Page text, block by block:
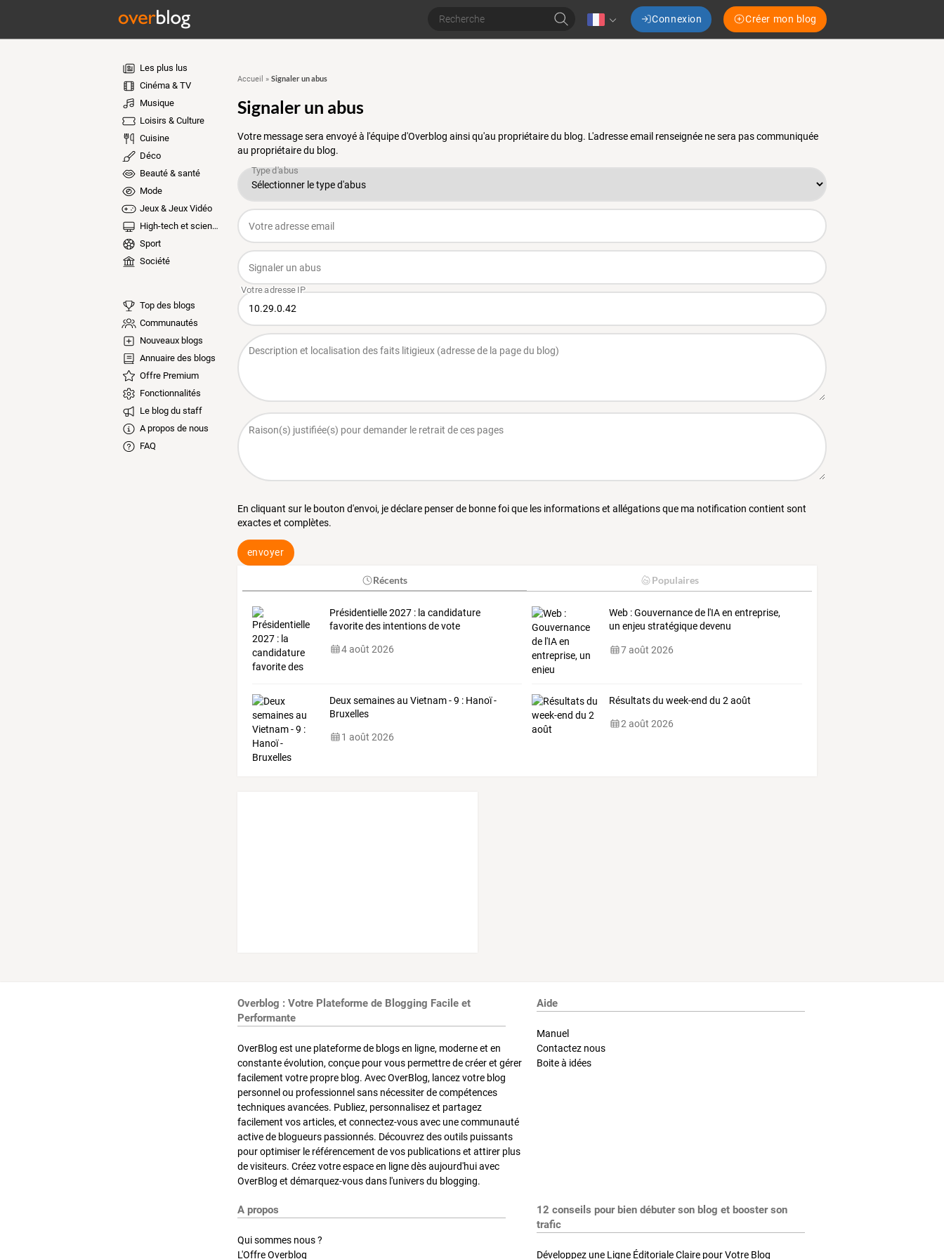
Connexion Créer mon blog
Les plus lus
Cinéma & TV
Musique
Loisirs & Culture
Cuisine
Déco
Beauté & santé
Mode
Jeux & Jeux Vidéo
High-tech et sciences
Sport
Société
Top des blogs
Communautés
Nouveaux blogs
Annuaire des blogs
Offre Premium
Fonctionnalités
Le blog du staff
A propos de nous
FAQ
Accueil » Signaler un abus
Signaler un abus
Votre message sera envoyé à l'équipe d'Overblog ainsi qu'au propriétaire du blog. L'adresse email renseignée ne sera pas communiquée
au propriétaire du blog.
En cliquant sur le bouton d'envoi, je déclare penser de bonne foi que les informations et allégations que ma notification contient sont
exactes et complètes.
envoyer
Récents Populaires
Présidentielle 2027 : la candidature
favorite des intentions de vote
4 août 2026
Web : Gouvernance de l'IA en entreprise,
un enjeu stratégique devenu
7 août 2026
Deux semaines au Vietnam - 9 : Hanoï -
Bruxelles
1 août 2026
Résultats du week-end du 2 août
2 août 2026
Overblog : Votre Plateforme de Blogging Facile et
Performante
OverBlog est une plateforme de blogs en ligne, moderne et en
constante évolution, conçue pour vous permettre de créer et gérer
facilement votre propre blog. Avec OverBlog, lancez votre blog
personnel ou professionnel sans nécessiter de compétences
techniques avancées. Publiez, personnalisez et partagez
facilement vos articles, et connectez-vous avec une communauté
active de blogueurs passionnés. Découvrez des outils puissants
pour optimiser le référencement de vos publications et attirer plus
de visiteurs. Créez votre espace en ligne dès aujourd'hui avec
OverBlog et démarquez-vous dans l'univers du blogging.
Aide
Manuel
Contactez nous
Boite à idées
A propos
Qui sommes nous ?
L'Offre Overblog
12 conseils pour bien débuter son blog et booster son
trafic
Développez une Ligne Éditoriale Claire pour Votre Blog